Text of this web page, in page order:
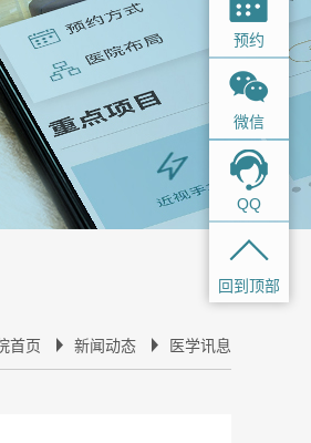
首页 新闻动态 医学讯息
预约
微信
QQ
回到顶部